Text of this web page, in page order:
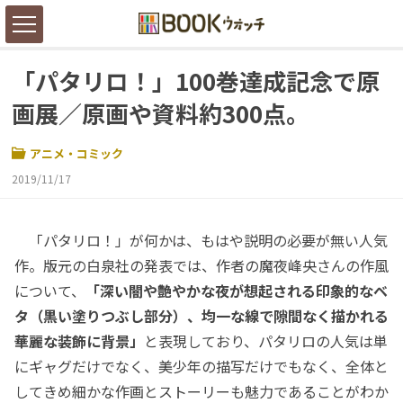
「パタリロ！」100巻達成記念で原
画展／原画や資料約300点。
アニメ・コミック
2019/11/17
「パタリロ！」が何かは、もはや説明の必要が無い人気
作。版元の白泉社の発表では、作者の魔夜峰央さんの作風
について、
「深い闇や艶やかな夜が想起される印象的なベ
タ（黒い塗りつぶし部分）、均一な線で隙間なく描かれる
華麗な装飾に背景」 と表現しており、パタリロの人気は単
にギャグだけでなく、美少年の描写だけでもなく、全体と
してきめ細かな作画とストーリーも魅力であることがわか